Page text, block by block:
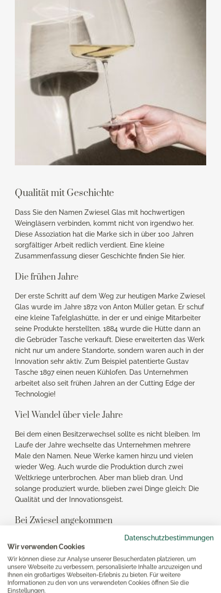
Datenschutzbestimmungen
Wir verwenden Cookies
Wir können diese zur Analyse unserer Besucherdaten platzieren, um
unsere Webseite zu verbessern, personalisierte Inhalte anzuzeigen und
Ihnen ein großartiges Webseiten-Erlebnis zu bieten. Für weitere
Informationen zu den von uns verwendeten Cookies öffnen Sie die
Einstellungen.
Qualität mit Geschichte
Dass Sie den Namen Zwiesel Glas mit hochwertigen
Weingläsern verbinden, kommt nicht von irgendwo her.
Diese Assoziation hat die Marke sich in über 100 Jahren
sorgfältiger Arbeit redlich verdient. Eine kleine
Zusammenfassung dieser Geschichte finden Sie hier.
Die frühen Jahre
Der erste Schritt auf dem Weg zur heutigen Marke Zwiesel
Glas wurde im Jahre 1872 von Anton Müller getan. Er schuf
eine kleine Tafelglashütte, in der er und einige Mitarbeiter
seine Produkte herstellten. 1884 wurde die Hütte dann an
die Gebrüder Tasche verkauft. Diese erweiterten das Werk
nicht nur um andere Standorte, sondern waren auch in der
Innovation sehr aktiv. Zum Beispiel patentierte Gustav
Tasche 1897 einen neuen Kühlofen. Das Unternehmen
arbeitet also seit frühen Jahren an der Cutting Edge der
Technologie!
Viel Wandel über viele Jahre
Bei dem einen Besitzerwechsel sollte es nicht bleiben. Im
Laufe der Jahre wechselte das Unternehmen mehrere
Male den Namen. Neue Werke kamen hinzu und vielen
wieder Weg. Auch wurde die Produktion durch zwei
Weltkriege unterbrochen. Aber man blieb dran. Und
solange produziert wurde, blieben zwei Dinge gleich: Die
Qualität und der Innovationsgeist.
Bei Zwiesel angekommen
Da eine der Produktionsstätten im bayrischen Zwiesel lag,
war „Zwiesel“ schon früh Teil des Firmennamens. „Zwiesel
Glas“ als Dachmarke existiert erst seit 2020. Hier gilt
wieder: Die Qualität bleibt die gleiche. Das, was Sie früher
mit dem Namen Zwiesel in Verbindung gebracht haben,